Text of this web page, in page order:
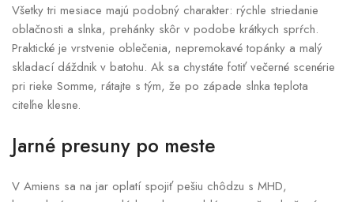
Všetky tri mesiace majú podobný charakter: rýchle striedanie
oblačnosti a slnka, prehánky skôr v podobe krátkych sprŕch.
Praktické je vrstvenie oblečenia, nepremokavé topánky a malý
skladací dáždnik v batohu. Ak sa chystáte fotiť večerné scenérie
pri rieke Somme, rátajte s tým, že po západe slnka teplota
citeľne klesne.
Jarné presuny po meste
V Amiens sa na jar oplatí spojiť pešiu chôdzu s MHD,